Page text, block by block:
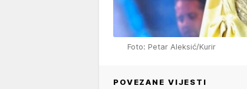
Foto: Petar Aleksić/Kurir
POVEZANE VIJESTI